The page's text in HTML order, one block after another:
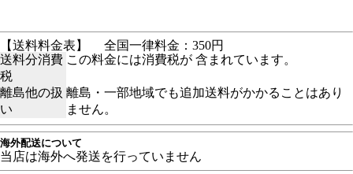
【送料料金表】
全国一律料金：350円
送料分消費
税
この料金には消費税が 含まれています。
離島他の扱
い
離島・一部地域でも追加送料がかかることはあり
ません。
海外配送について
当店は海外へ発送を行っていません